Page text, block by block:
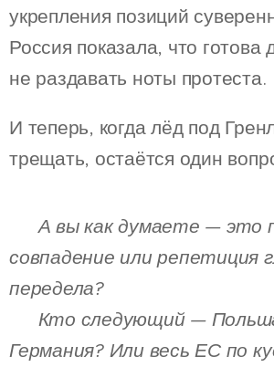
укрепления позиций
Россия показала, что готова
не раздавать ноты протеста.
И теперь, когда лёд под
трещать, остаётся один
👉А вы как думаете — это
совпадение или репетиция
передела?
Кто следующий —
Германия? Или весь ЕС по